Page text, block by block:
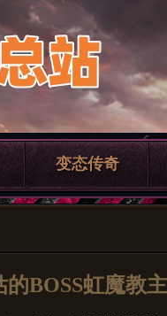
变态传奇
的BOSS虹魔教主